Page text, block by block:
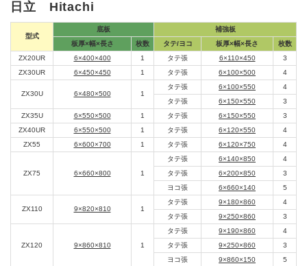
日立 Hitachi
型式
底板
補強板
板厚×幅×長さ
枚数 タテ/ヨコ 板厚×幅×長さ
枚数
ZX20UR
6×400×400 1 タテ張 6×110×450
3
ZX30UR
6×450×450 1 タテ張 6×100×500 4
ZX30U 6×480×500 1
タテ張 6×100×550
4
タテ張
6×150×550
3
ZX35U
6×550×500 1 タテ張 6×150×550
3
ZX40UR
6×550×500 1 タテ張 6×120×550
4
ZX55
6×600×700 1 タテ張 6×120×750 4
ZX75 6×660×800 1
タテ張 6×140×850
4
タテ張
6×200×850
3
ヨコ張
6×660×140 5
ZX110 9×820×810 1
タテ張 9×180×860
4
タテ張
9×250×860 3
ZX120 9×860×810 1
タテ張 9×190×860
4
タテ張
9×250×860
3
ヨコ張
9×860×150 5